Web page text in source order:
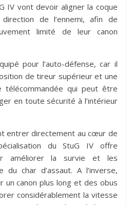
IV vont devoir aligner la coque
de l’ennemi, afin de
limité de leur canon
pour l’auto-défense, car il
de tireur supérieur et une
télécommandée qui peut être
en toute sécurité à l’intérieur
entrer directement au cœur de
du StuG IV offre
améliorer la survie et les
du char d’assaut. A l’inverse,
un canon plus long et des obus
considérablement la vitesse